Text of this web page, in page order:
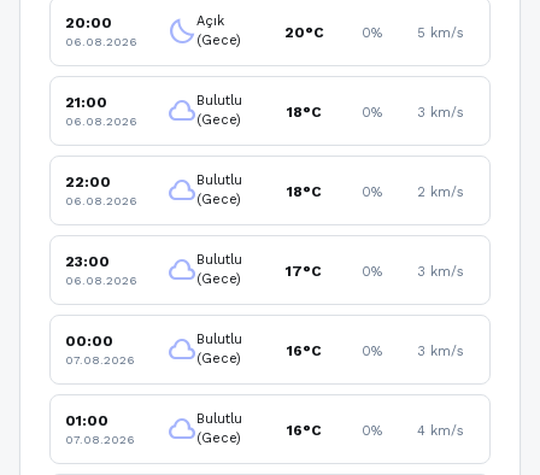
20:00
06.08.2026 clear_nightAçık
(Gece)
20°C 0% 5 km/s
21:00
06.08.2026 cloudBulutlu
(Gece)
18°C 0% 3 km/s
22:00
06.08.2026 cloudBulutlu
(Gece)
18°C 0% 2 km/s
23:00
06.08.2026 cloudBulutlu
(Gece)
17°C 0% 3 km/s
00:00
07.08.2026 cloudBulutlu
(Gece)
16°C 0% 3 km/s
01:00
07.08.2026 cloudBulutlu
(Gece)
16°C 0% 4 km/s